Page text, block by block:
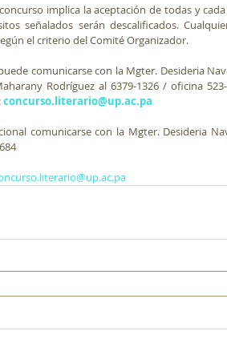
implica la aceptación de todas y
señalados serán descalificados.
el criterio del Comité Organizador.
comunicarse con la Mgter. Desideria
Rodríguez al 6379-1326 / oficina
concurso.literario@up.ac.pa
comunicarse con la Mgter. Desideria